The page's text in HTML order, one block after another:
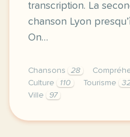
transcription. La
chanson Lyon
On…
Chansons 28
Culture
110 Tourisme
Ville
97
deux documents